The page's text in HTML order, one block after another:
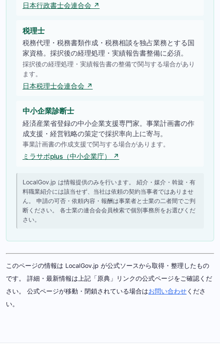
日本行政書士会連合会 ↗
税理士
税務代理・税務書類作成・税務相談を独占業務とする国
家資格。採択後の経理処理・実績報告書整備に必須。
採択後の経理処理・実績報告書の整備で関与する場合があり
ます。
日本税理士会連合会 ↗
中小企業診断士
経済産業省登録の中小企業支援専門家。事業計画書の作
成支援・経営戦略の策定で採択率向上に寄与。
事業計画書の作成支援で関与する場合があります。
ミラサポplus（中小企業庁） ↗
LocalGov.jp は情報提供のみを行います。 紹介・媒介・斡旋・有
料職業紹介には該当せず、当社は依頼の契約当事者ではありませ
ん。 申請の可否・依頼内容・報酬は事業者と士業の二者間でご判
断ください。 各士業の連合会会員検索で個別事務所をお選びくだ
さい。
このページの情報は LocalGov.jp が公式ソースから取得・整理したもの
です。 詳細・最新情報は上記「原典」リンクの公式ページをご確認くだ
さい。 公式ページが移動・閉鎖されている場合はお問い合わせ くださ
い。